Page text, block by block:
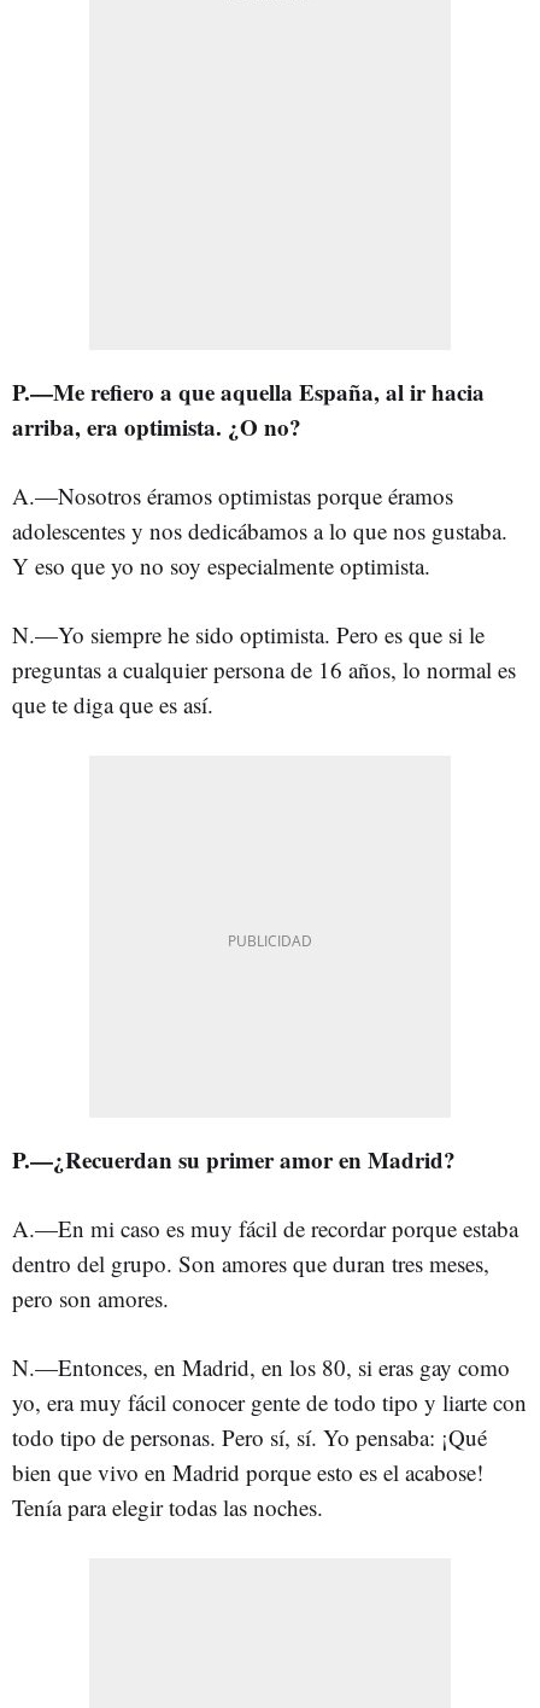
P.—Me refiero a que aquella España, al ir hacia
arriba, era optimista. ¿O no?
A.—Nosotros éramos optimistas porque éramos
adolescentes y nos dedicábamos a lo que nos gustaba.
Y eso que yo no soy especialmente optimista.
N.—Yo siempre he sido optimista. Pero es que si le
preguntas a cualquier persona de 16 años, lo normal es
que te diga que es así.
P.—¿Recuerdan su primer amor en Madrid?
A.—En mi caso es muy fácil de recordar porque estaba
dentro del grupo. Son amores que duran tres meses,
pero son amores.
N.—Entonces, en Madrid, en los 80, si eras gay como
yo, era muy fácil conocer gente de todo tipo y liarte con
todo tipo de personas. Pero sí, sí. Yo pensaba: ¡Qué
bien que vivo en Madrid porque esto es el acabose!
Tenía para elegir todas las noches.